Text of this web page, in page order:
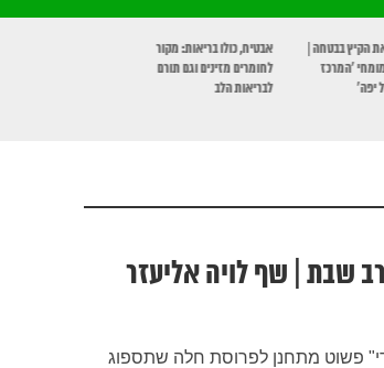
הקיץ בבטחה |
‘המרכז
יפה’
אבטיח, כולו בריאות: מקור
לחומרים מזינים וגם תורם
לבריאות הלב
שבת | שף לויה אליעזר
פשוט מתחנן לפרוסת חלה שתספוג